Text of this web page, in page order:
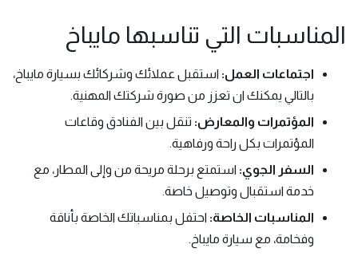
المناسبات التي تناسبها مايباخ
اجتماعات العمل: استقبل عملائك وشركائك بسيارة مايباخ،
بالتالي يمكنك ان تعزز من صورة شركتك المهنية.
المؤتمرات والمعارض: تنقل بين الفنادق وقاعات
المؤتمرات بكل راحة ورفاهية.
السفر الجوي: استمتع برحلة مريحة من وإلى المطار، مع
خدمة استقبال وتوصيل خاصة.
المناسبات الخاصة: احتفل بمناسباتك الخاصة بأناقة
وفخامة، مع سيارة مايباخ.